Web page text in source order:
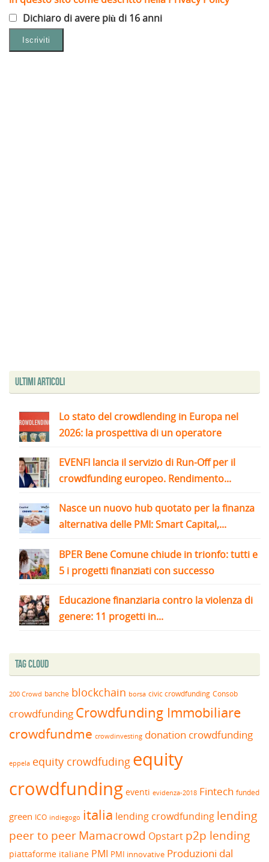
Dichiaro di avere più di 16 anni
Ultimi articoli
Lo stato del crowdlending in Europa nel
2026: la prospettiva di un operatore
EVENFI lancia il servizio di Run-Off per il
crowdfunding europeo. Rendimento...
Nasce un nuovo hub quotato per la finanza
alternativa delle PMI: Smart Capital,...
BPER Bene Comune chiude in trionfo: tutti e
5 i progetti finanziati con successo
Educazione finanziaria contro la violenza di
genere: 11 progetti in...
Tag Cloud
200 Crowd banche blockchain borsa civic crowdfunding Consob
crowdfunding Crowdfunding Immobiliare
crowdfundme crowdinvesting donation crowdfunding
eppela equity crowdfuding equity
crowdfunding eventi evidenza-2018 Fintech funded
green ICO indiegogo italia lending crowdfunding lending
peer to peerMamacrowd Opstart p2p lending
piattaforme italiane PMI PMI innovative Produzioni dal